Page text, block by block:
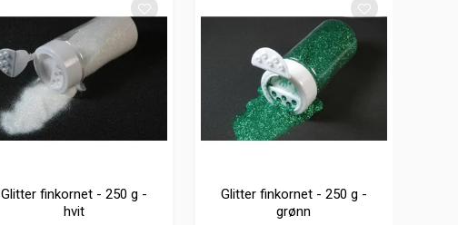
Glitter finkornet - 250 g -
hvit
Glitter finkornet - 250 g -
grønn